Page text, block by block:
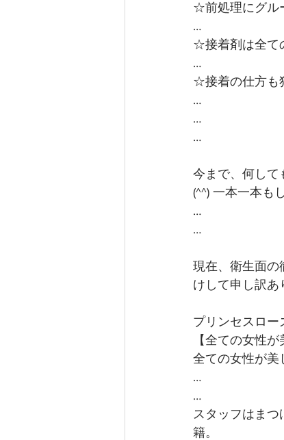
☆前処理にグル
…
☆接着剤は全て
…
☆接着の仕方も
…
…
…
今まで、何して
(^^) 一本一本も
…
…
現在、衛生面の
けして申し訳あ
プリンセスロー
【全ての女性
全ての女性が
…
…
スタッフはまつ
籍。